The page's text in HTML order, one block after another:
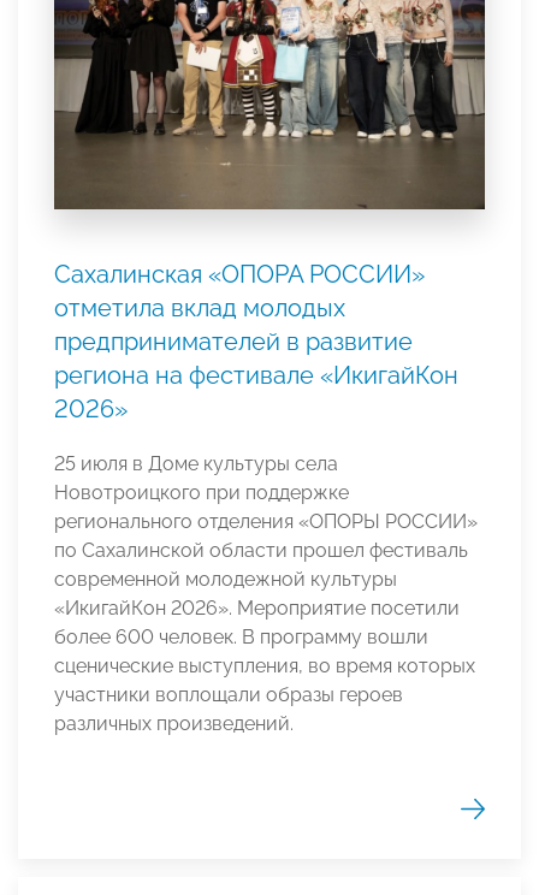
Сахалинская «ОПОРА РОССИИ»
отметила вклад молодых
предпринимателей в развитие
региона на фестивале «ИкигайКон
2026»
25 июля в Доме культуры села
Новотроицкого при поддержке
регионального отделения «ОПОРЫ РОССИИ»
по Сахалинской области прошел фестиваль
современной молодежной культуры
«ИкигайКон 2026». Мероприятие посетили
более 600 человек. В программу вошли
сценические выступления, во время которых
участники воплощали образы героев
различных произведений.